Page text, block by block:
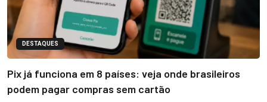
DESTAQUES
Pix já funciona em 8 países: veja onde brasileiros
podem pagar compras sem cartão